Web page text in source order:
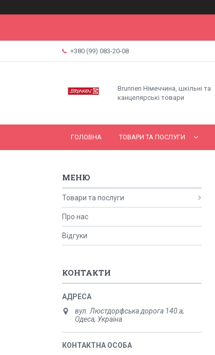
+380 (99) 083-20-08
Brunnen Німеччина, шкільні та
канцелярські товари
ГОЛОВНА ТОВАРИ ТА ПОСЛУГИ
Товари та послуги
Про нас
Відгуки
КОНТАКТИ
вул. Люстдорфська дорога 140 а,
Одеса, Україна